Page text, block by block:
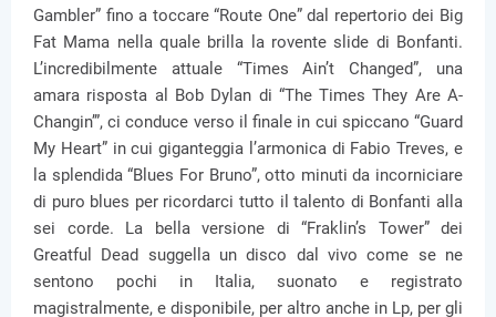
Gambler” fino a toccare “Route One” dal repertorio dei Big
Fat Mama nella quale brilla la rovente slide di Bonfanti.
L’incredibilmente attuale “Times Ain’t Changed”, una
amara risposta al Bob Dylan di “The Times They Are A-
Changin’”, ci conduce verso il finale in cui spiccano “Guard
My Heart” in cui giganteggia l’armonica di Fabio Treves, e
la splendida “Blues For Bruno”, otto minuti da incorniciare
di puro blues per ricordarci tutto il talento di Bonfanti alla
sei corde. La bella versione di “Fraklin’s Tower” dei
Greatful Dead suggella un disco dal vivo come se ne
sentono pochi in Italia, suonato e registrato
magistralmente, e disponibile, per altro anche in Lp, per gli